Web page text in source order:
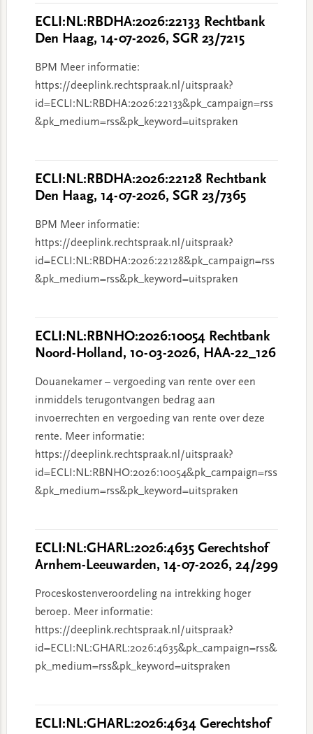
ECLI:NL:RBDHA:2026:22133 Rechtbank
Den Haag, 14-07-2026, SGR 23/7215
BPM Meer informatie:
https://deeplink.rechtspraak.nl/uitspraak?
id=ECLI:NL:RBDHA:2026:22133&pk_campaign=rss
&pk_medium=rss&pk_keyword=uitspraken
ECLI:NL:RBDHA:2026:22128 Rechtbank
Den Haag, 14-07-2026, SGR 23/7365
BPM Meer informatie:
https://deeplink.rechtspraak.nl/uitspraak?
id=ECLI:NL:RBDHA:2026:22128&pk_campaign=rss
&pk_medium=rss&pk_keyword=uitspraken
ECLI:NL:RBNHO:2026:10054 Rechtbank
Noord-Holland, 10-03-2026, HAA-22_126
Douanekamer – vergoeding van rente over een
inmiddels terugontvangen bedrag aan
invoerrechten en vergoeding van rente over deze
rente. Meer informatie:
https://deeplink.rechtspraak.nl/uitspraak?
id=ECLI:NL:RBNHO:2026:10054&pk_campaign=rss
&pk_medium=rss&pk_keyword=uitspraken
ECLI:NL:GHARL:2026:4635 Gerechtshof
Arnhem-Leeuwarden, 14-07-2026, 24/299
Proceskostenveroordeling na intrekking hoger
beroep. Meer informatie:
https://deeplink.rechtspraak.nl/uitspraak?
id=ECLI:NL:GHARL:2026:4635&pk_campaign=rss&
pk_medium=rss&pk_keyword=uitspraken
ECLI:NL:GHARL:2026:4634 Gerechtshof